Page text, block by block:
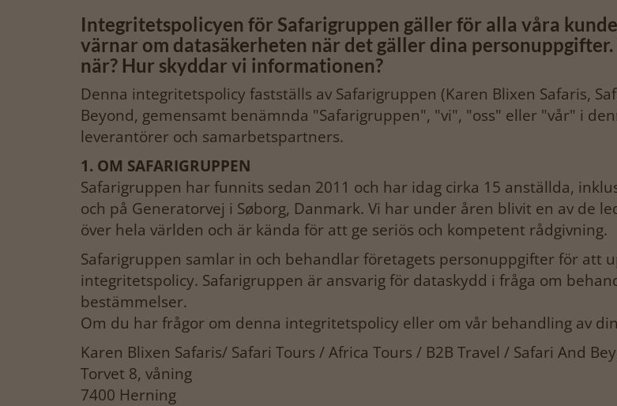
Integritetspolicyen för Safarigruppen gäller för alla våra
värnar om datasäkerheten när det gäller dina
när? Hur skyddar vi informationen?
Denna integritetspolicy fastställs av Safarigruppen (Karen Blixen Safaris,
Beyond, gemensamt benämnda "Safarigruppen", "vi", "oss" eller "vår" i
leverantörer och samarbetspartners.
1. OM SAFARIGRUPPEN
Safarigruppen har funnits sedan 2011 och har idag cirka 15 anställda,
och på Generatorvej i Søborg, Danmark. Vi har under åren blivit en av de
över hela världen och är kända för att ge seriös och kompetent rådgivning.
Safarigruppen samlar in och behandlar företagets personuppgifter för att
integritetspolicy. Safarigruppen är ansvarig för dataskydd i fråga om
bestämmelser.
Om du har frågor om denna integritetspolicy eller om vår behandling av
Karen Blixen Safaris/ Safari Tours / Africa Tours / B2B Travel / Safari And
Torvet 8, våning
7400 Herning